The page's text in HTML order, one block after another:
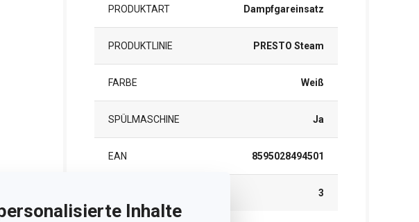
Inhalte
PRODUKTART Dampfgareinsatz
PRODUKTLINIE PRESTO Steam
FARBE Weiß
SPÜLMASCHINE Ja
EAN 8595028494501
3